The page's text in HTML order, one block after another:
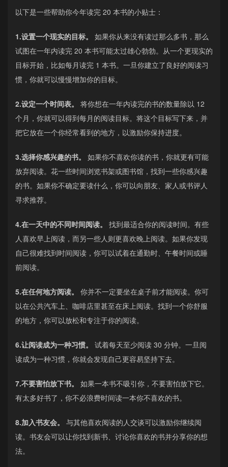
以下是一些帮助你今年读完 20 本书的小贴士：
1.设置一个现实的目标。
如果你从来没有读过那么多书，那么
试图在一年内读完 20 本书可能太过雄心勃勃。从一个更现实的
目标开始，比如每月读完 1 本书。一旦你建立了良好的阅读习
惯，你就可以慢慢增加你的目标。
2.设定一个时间表。
将你想在一年内读完的书的数量除以 12
个月，你就可以得到每月的阅读目标。将这个目标写下来，并
把它放在一个你经常看到的地方，以激励你保持进度。
3.选择你感兴趣的书。
如果你不喜欢你读的书，你就更有可能
放弃阅读。花一些时间浏览书架或图书馆，找到一些你感兴趣
的书。如果你不确定要读什么，你可以向朋友、家人或书评人
寻求推荐。
4.在一天中的不同时间阅读。
找到最适合你的阅读时间。有些
人喜欢早上阅读，而另一些人则更喜欢晚上阅读。如果你发现
自己很难找到时间阅读，你可以试着在通勤时、午餐时间或睡
前阅读。
5.在任何地方阅读。
你并不一定要坐在桌子前才能阅读。你可
以在公共汽车上、咖啡店里甚至在床上阅读。找到一个你舒服
的地方，你可以放松和专注于你的阅读。
6.让阅读成为一种习惯。
试着每天至少阅读 30 分钟。一旦阅
读成为一种习惯，你就会发现自己更容易坚持下去。
7.不要害怕放下书。
如果一本书不吸引你，不要害怕放下它。
有太多好书了，你不必浪费时间读一本你不喜欢的书。
8.加入书友会。
与其他喜欢阅读的人交谈可以激励你继续阅
读。书友会可以让你找到新书、讨论你喜欢的书并分享你的想
法。